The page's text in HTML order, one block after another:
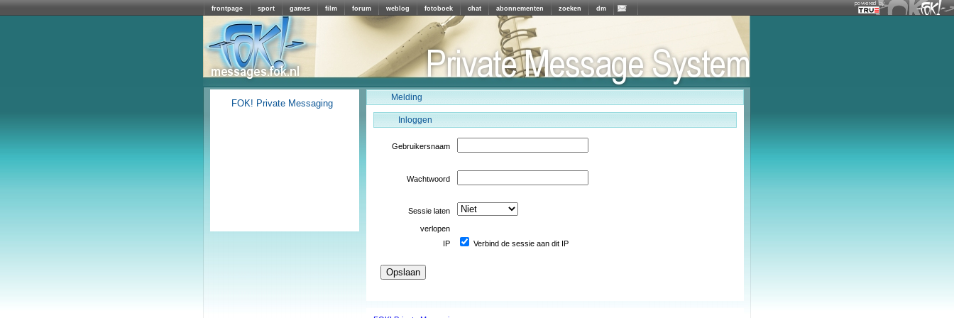
frontpage sport games film forum weblog fotoboek chat abonnementen zoeken dm
Melding
Inloggen
Gebruikersnaam
Wachtwoord
Sessie laten
verlopen
IP
Verbind de sessie aan dit IP
FOK! Private Messaging